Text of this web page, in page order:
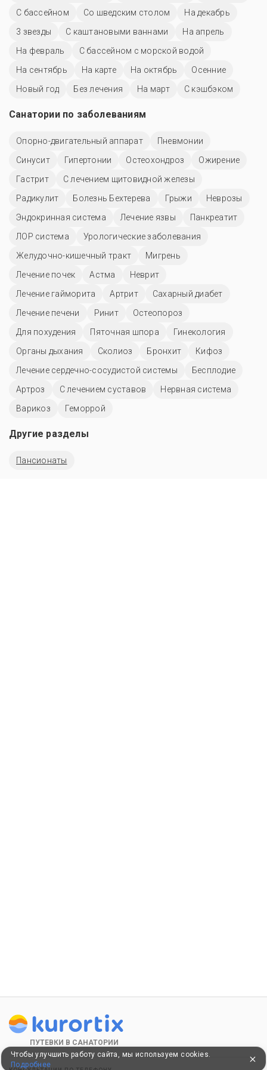
C бассейном Со шведским столом
На декабрь
3 звезды
С каштановыми ваннами
На апрель
На февраль
С бассейном с морской водой
На сентябрь
На карте На октябрь
Осенние
Новый год
Без лечения На март С кэшбэком
Санатории по заболеваниям
Опорно-двигательный аппарат
Пневмонии
Синусит
Гипертонии Остеохондроз
Ожирение
Гастрит
С лечением щитовидной железы
Радикулит
Болезнь Бехтерева Грыжи
Неврозы
Эндокринная система
Лечение язвы
Панкреатит
ЛОР система
Урологические заболевания
Желудочно-кишечный тракт
Мигрень
Лечение почек
Астма
Неврит
Лечение гайморита
Артрит
Сахарный диабет
Лечение печени
Ринит
Остеопороз
Для похудения
Пяточная шпора
Гинекология
Органы дыхания
Сколиоз Бронхит
Кифоз
Лечение сердечно-сосудистой системы
Бесплодие
Артроз
С лечением суставов
Нервная система
Варикоз
Геморрой
Другие разделы
Пансионаты
ПУТЕВКИ В САНАТОРИИ
Чтобы улучшить работу сайта, мы используем cookies.
Подробнее